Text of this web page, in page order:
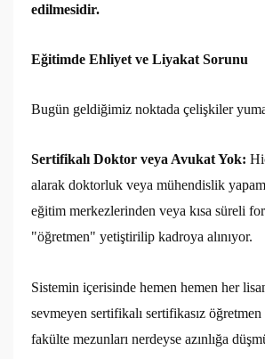
edilmesidir.
Eğitimde Ehliyet ve Liyakat Sorunu
Bugün geldiğimiz noktada çelişkiler
Sertifikalı Doktor veya Avukat Yok:
alarak doktorluk veya mühendislik
eğitim merkezlerinden veya kısa süreli
"öğretmen" yetiştirilip kadroya alınıyor.
Sistemin içerisinde hemen hemen her
sevmeyen sertifikalı sertifikasız
fakülte mezunları nerdeyse azınlığa